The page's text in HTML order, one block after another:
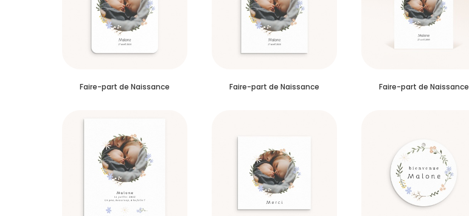
Faire-part de Naissance Faire-part de Naissance Faire-part de Naissance